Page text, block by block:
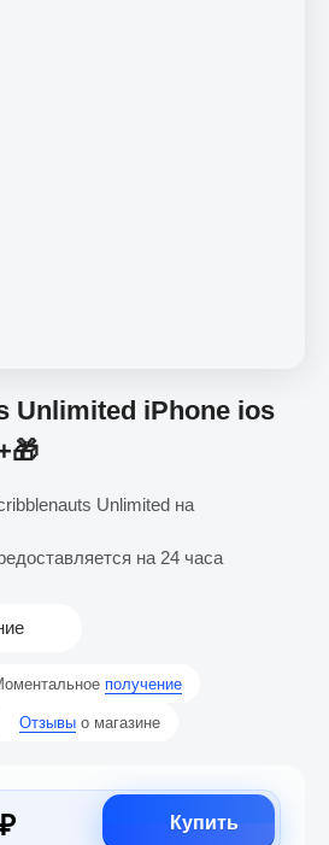
Unlimited iPhone ios
Unlimited на
на 24 часа
получение
Отзывы о магазине
Купить